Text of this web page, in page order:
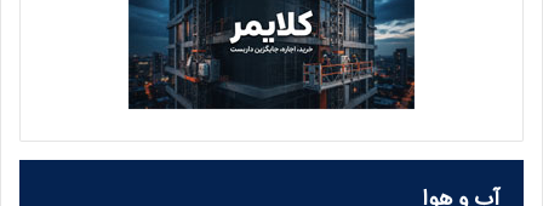
تبلیغات در اینستاگرام
، می‌توانید مخاطبین خود را به
طور مستقیم به محصولات و خدمات خود جلب کنید و احتمال
خرید را افزایش دهید.
آب و هوا